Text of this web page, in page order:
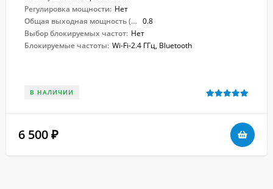
Регулировка мощности: Нет
Общая выходная мощность (Вт): 0.8
Выбор блокируемых частот: Нет
Блокируемые частоты: Wi-Fi-2.4 ГГц, Bluetooth
В НАЛИЧИИ
6 500 ₽